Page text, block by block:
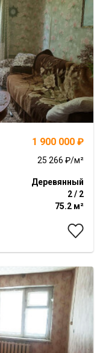
1 900 000 ₽
25 266 ₽/м²
Деревянный
2 / 2
75.2 м²